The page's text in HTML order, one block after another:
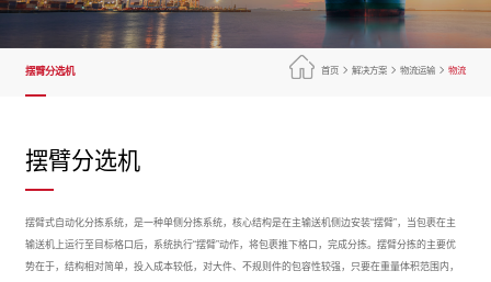
摆臂分选机 首页 解决方案 物流运输 物流
摆臂分选机
摆臂式自动化分拣系统，是一种单侧分拣系统，核心结构是在主输送机侧边安装“摆臂”，当包裹在主
输送机上运行至目标格口后，系统执行“摆臂”动作，将包裹推下格口，完成分拣。摆臂分拣的主要优
势在于，结构相对简单，投入成本较低，对大件、不规则件的包容性较强，只要在重量体积范围内，